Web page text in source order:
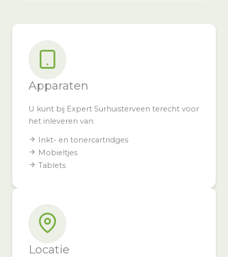
Apparaten
U kunt bij Expert Surhuisterveen terecht voor
het inleveren van:
Inkt- en tonercartridges
Mobieltjes
Tablets
Locatie